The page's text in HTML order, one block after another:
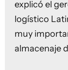
explicó el
logístico
muy
almacenaje